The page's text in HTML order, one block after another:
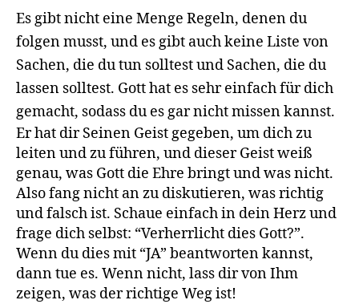
Es gibt nicht eine Menge Regeln, denen du
folgen musst, und es gibt auch keine Liste von
Sachen, die du tun solltest und Sachen, die du
lassen solltest. Gott hat es sehr einfach für dich
gemacht, sodass du es gar nicht missen kannst.
Er hat dir Seinen Geist gegeben, um dich zu
leiten und zu führen, und dieser Geist weiß
genau, was Gott die Ehre bringt und was nicht.
Also fang nicht an zu diskutieren, was richtig
und falsch ist. Schaue einfach in dein Herz und
frage dich selbst: “Verherrlicht dies Gott?”.
Wenn du dies mit “JA” beantworten kannst,
dann tue es. Wenn nicht, lass dir von Ihm
zeigen, was der richtige Weg ist!